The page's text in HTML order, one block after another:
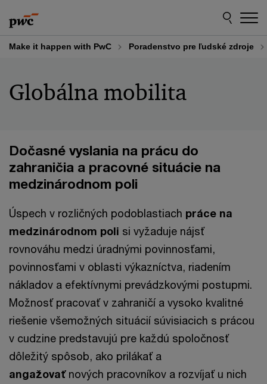
to
content
to
footer
Make it happen with PwC Poradenstvo pre ľudské zdroje
Globálna mobilita
Dočasné vyslania na prácu do
zahraničia a pracovné situácie na
medzinárodnom poli
Úspech v rozličných podoblastiach práce na
medzinárodnom poli si vyžaduje nájsť
rovnováhu medzi úradnými povinnosťami,
povinnosťami v oblasti výkazníctva, riadením
nákladov a efektívnymi prevádzkovými postupmi.
Možnosť pracovať v zahraničí a vysoko kvalitné
riešenie všemožných situácií súvisiacich s prácou
v cudzine predstavujú pre každú spoločnosť
dôležitý spôsob, ako prilákať a
angažovaťnových pracovníkov a rozvíjať u nich